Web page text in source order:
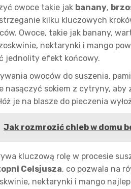
owoce takie jak banany,
kilku kluczowych
Owoce, takie jak banany,
nektarynki i mango
jednolity efekt końcowy.
owoców do suszenia,
nasączyć sokiem z cytryny,
je na blasze do pieczenia
Jak rozmrozić chleb w domu
kluczową rolę w procesie
Celsjusza, co pozwala na
nektarynki i mango